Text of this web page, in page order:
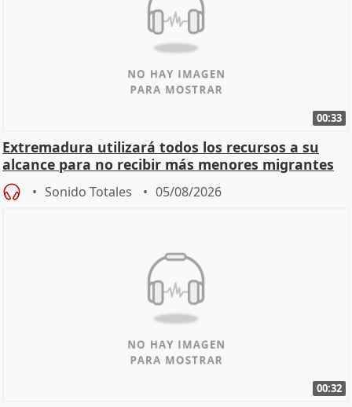
00:33
Extremadura utilizará todos los recursos a su
alcance para no recibir más menores migrantes
Sonido Totales 05/08/2026
00:32